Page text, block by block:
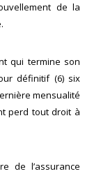
de la
qui termine son
définitif (6) six
mensualité
perd tout droit à
de l’assurance